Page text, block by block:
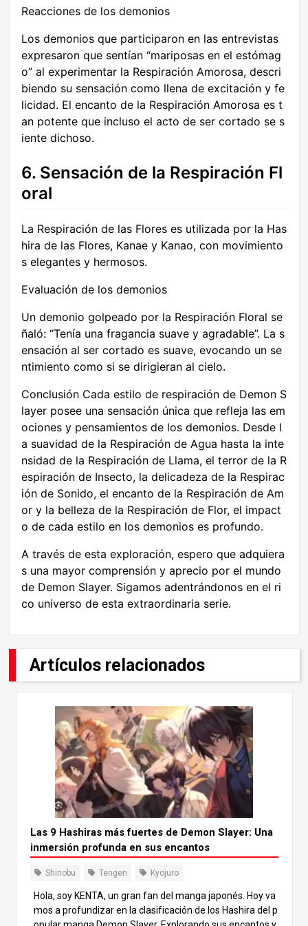
Reacciones de los demonios
Los demonios que participaron en las entrevistas
expresaron que sentían “mariposas en el estómag
o” al experimentar la Respiración Amorosa, descri
biendo su sensación como llena de excitación y fe
licidad. El encanto de la Respiración Amorosa es t
an potente que incluso el acto de ser cortado se s
iente dichoso.
6. Sensación de la Respiración Fl
oral
La Respiración de las Flores es utilizada por la Has
hira de las Flores, Kanae y Kanao, con movimiento
s elegantes y hermosos.
Evaluación de los demonios
Un demonio golpeado por la Respiración Floral se
ñaló: “Tenía una fragancia suave y agradable”. La s
ensación al ser cortado es suave, evocando un se
ntimiento como si se dirigieran al cielo.
Conclusión Cada estilo de respiración de Demon S
layer posee una sensación única que refleja las em
ociones y pensamientos de los demonios. Desde l
a suavidad de la Respiración de Agua hasta la inte
nsidad de la Respiración de Llama, el terror de la R
espiración de Insecto, la delicadeza de la Respirac
ión de Sonido, el encanto de la Respiración de Am
or y la belleza de la Respiración de Flor, el impact
o de cada estilo en los demonios es profundo.
A través de esta exploración, espero que adquiera
s una mayor comprensión y aprecio por el mundo
de Demon Slayer. Sigamos adentrándonos en el ri
co universo de esta extraordinaria serie.
Artículos relacionados
Las 9 Hashiras más fuertes de Demon Slayer: Una
inmersión profunda en sus encantos
Shinobu Tengen Kyojuro
Hola, soy KENTA, un gran fan del manga japonés. Hoy va
mos a profundizar en la clasificación de los Hashira del p